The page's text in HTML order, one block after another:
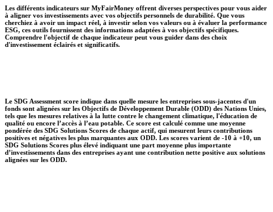
Les différents indicateurs sur MyFairMoney offrent diverses perspectives pour vous aider
à aligner vos investissements avec vos objectifs personnels de durabilité. Que vous
cherchiez à avoir un impact réel, à investir selon vos valeurs ou à évaluer la performance
ESG, ces outils fournissent des informations adaptées à vos objectifs spécifiques.
Comprendre l'objectif de chaque indicateur peut vous guider dans des choix
d'investissement éclairés et significatifs.
Le SDG Assessment score indique dans quelle mesure les entreprises sous-jacentes d'un
fonds sont alignées sur les Objectifs de Développement Durable (ODD) des Nations Unies,
tels que les mesures relatives à la lutte contre le changement climatique, l'éducation de
qualité ou encore l’accès à l’eau potable. Ce score est calculé comme une moyenne
pondérée des SDG Solutions Scores de chaque actif, qui mesurent leurs contributions
positives et négatives les plus marquantes aux ODD. Les scores varient de -10 à +10, un
SDG Solutions Scores plus élevé indiquant une part moyenne plus importante
d’investissements dans des entreprises ayant une contribution nette positive aux solutions
alignées sur les ODD.